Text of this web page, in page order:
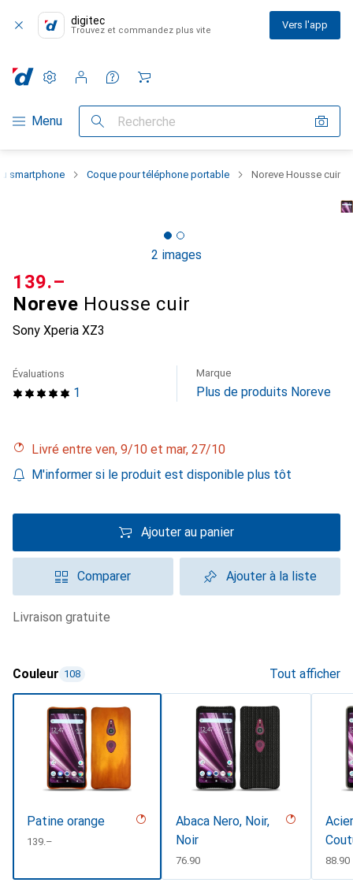
digitec
Trouvez et commandez plus vite Vers l'app
Navigation par catégorie
Menu Recherche
Paramètres
Compte client
Listes de comparaison
Listes d'envies
Panier
smartphone Coque pour téléphone portable Noreve Housse cuir
2 images
Noreve Housse cuir
Sony Xperia XZ3
CHF
139.–
1
Évaluations Marque
Plus de produits Noreve
Livré entre ven, 9/10 et mar, 27/10
M'informer si le produit est disponible plus tôt
Ajouter au panier
Comparer Ajouter à la liste
livraison gratuite
Couleur 108 Tout afficher
Patine orange
CHF
139.–
Abaca Nero, Noir,
Noir
CHF
76.90 CHF
88.90